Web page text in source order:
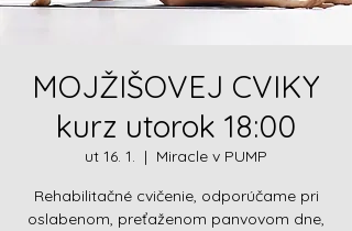
MOJŽIŠOVEJ CVIKY
kurz utorok 18:00
ut 16. 1.
  |
Miracle v PUMP
Rehabilitačné cvičenie, odporúčame pri
oslabenom, preťaženom panvovom dne,